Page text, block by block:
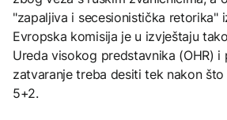
"zapaljiva i secesionistička retorika"
Evropska komisija je u izvještaju
Ureda visokog predstavnika (OHR) i
zatvaranje treba desiti tek nakon što
5+2.